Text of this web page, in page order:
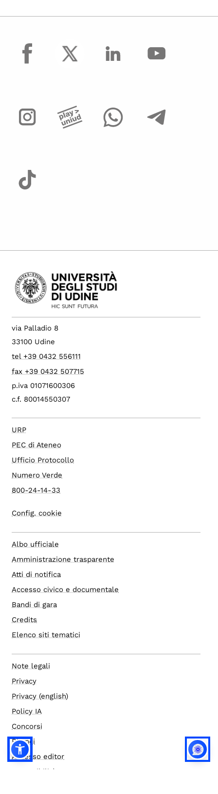
facebook
via Palladio 8
33100 Udine
tel +39 0432 556111
fax +39 0432 507715
p.iva 01071600306
c.f. 80014550307
URP
PEC di Ateneo
Ufficio Protocollo
Numero Verde
800-24-14-33
Config. cookie
Albo ufficiale
Amministrazione trasparente
Atti di notifica
Accesso civico e documentale
Bandi di gara
Credits
Elenco siti tematici
Note legali
Privacy
Privacy (english)
Policy IA
Concorsi
Bilanci
Accesso editor
Accessibilità